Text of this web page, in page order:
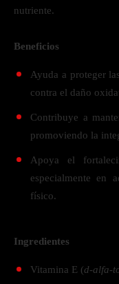
nutriente.
Beneficios
Ayuda a proteger
contra el daño
Contribuye a
promoviendo la
Apoya el
especialmente en
físico.
Ingredientes
Vitamina E (d-alfa-